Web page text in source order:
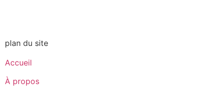
plan du site
Accueil
À propos